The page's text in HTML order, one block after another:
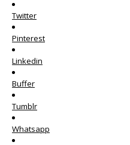
Twitter
Pinterest
Linkedin
Buffer
Tumblr
Whatsapp